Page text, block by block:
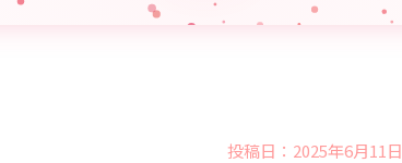
投稿日：2025年6月11日